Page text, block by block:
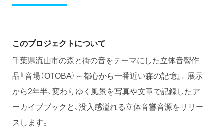
このプロジェクトについて
千葉県流山市の森と街の音をテーマにした立体音響作
品『音場（OTOBA）～都心から一番近い森の記憶』。展示
から2年半、変わりゆく風景を写真や文章で記録したア
ーカイブブックと、没入感溢れる立体音響音源をリリー
スします。